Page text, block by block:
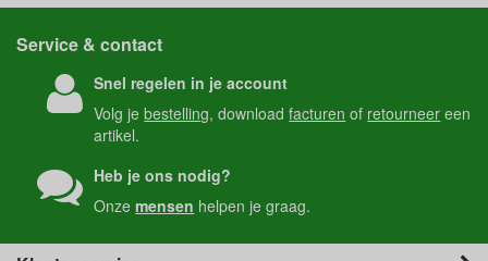
Service & contact
Snel regelen in je account
Volg jebestelling, downloadfacturen of retourneer een
artikel.
Heb je ons nodig?
Onzemensen helpen je graag.